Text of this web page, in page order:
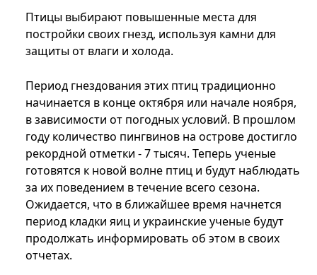
Птицы выбирают повышенные места для
постройки своих гнезд, используя камни для
защиты от влаги и холода.
Период гнездования этих птиц традиционно
начинается в конце октября или начале ноября,
в зависимости от погодных условий. В прошлом
году количество пингвинов на острове достигло
рекордной отметки - 7 тысяч. Теперь ученые
готовятся к новой волне птиц и будут наблюдать
за их поведением в течение всего сезона.
Ожидается, что в ближайшее время начнется
период кладки яиц и украинские ученые будут
продолжать информировать об этом в своих
отчетах.